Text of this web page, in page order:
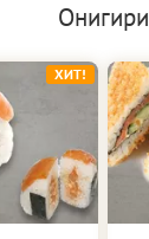
Онигири
ХИТ!